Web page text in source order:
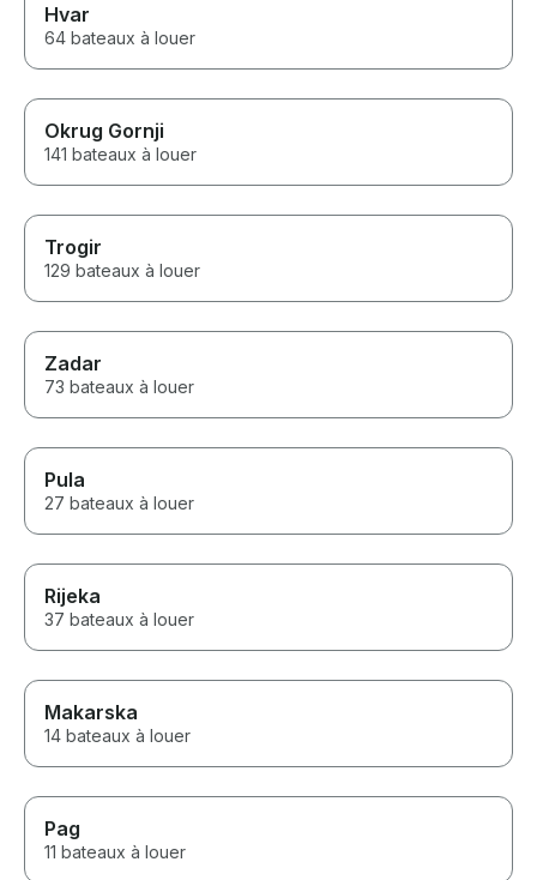
Hvar
64 bateaux à louer
Okrug Gornji
141 bateaux à louer
Trogir
129 bateaux à louer
Zadar
73 bateaux à louer
Pula
27 bateaux à louer
Rijeka
37 bateaux à louer
Makarska
14 bateaux à louer
Pag
11 bateaux à louer